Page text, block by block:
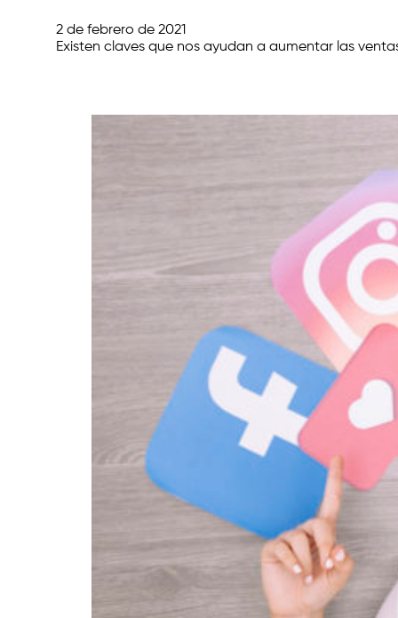
2 de febrero de 2021
Existen claves que nos ayudan a aumentar las